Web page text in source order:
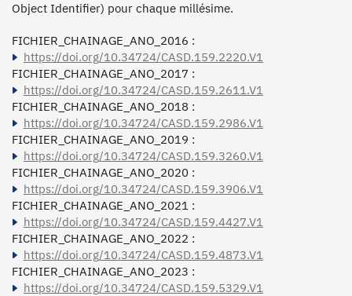
Object Identifier) pour chaque millésime.
FICHIER_CHAINAGE_ANO_2016 :
https://doi.org/10.34724/CASD.159.2220.V1
FICHIER_CHAINAGE_ANO_2017 :
https://doi.org/10.34724/CASD.159.2611.V1
FICHIER_CHAINAGE_ANO_2018 :
https://doi.org/10.34724/CASD.159.2986.V1
FICHIER_CHAINAGE_ANO_2019 :
https://doi.org/10.34724/CASD.159.3260.V1
FICHIER_CHAINAGE_ANO_2020 :
https://doi.org/10.34724/CASD.159.3906.V1
FICHIER_CHAINAGE_ANO_2021 :
https://doi.org/10.34724/CASD.159.4427.V1
FICHIER_CHAINAGE_ANO_2022 :
https://doi.org/10.34724/CASD.159.4873.V1
FICHIER_CHAINAGE_ANO_2023 :
https://doi.org/10.34724/CASD.159.5329.V1